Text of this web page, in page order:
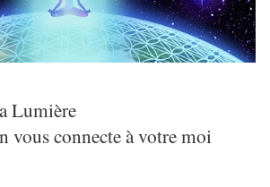
Lumière
vous connecte à votre moi